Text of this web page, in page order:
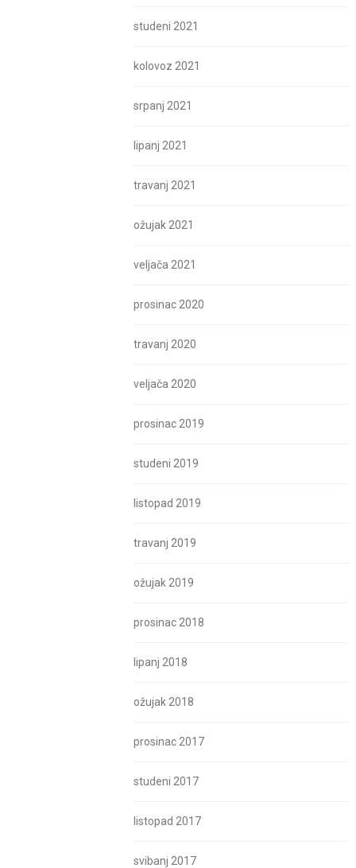
studeni 2021
kolovoz 2021
srpanj 2021
lipanj 2021
travanj 2021
ožujak 2021
veljača 2021
prosinac 2020
travanj 2020
veljača 2020
prosinac 2019
studeni 2019
listopad 2019
travanj 2019
ožujak 2019
prosinac 2018
lipanj 2018
ožujak 2018
prosinac 2017
studeni 2017
listopad 2017
svibanj 2017